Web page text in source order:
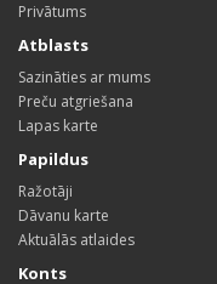
Privātums
Atblasts
Sazināties ar mums
Preču atgriešana
Lapas karte
Papildus
Ražotāji
Dāvanu karte
Aktuālās atlaides
Konts